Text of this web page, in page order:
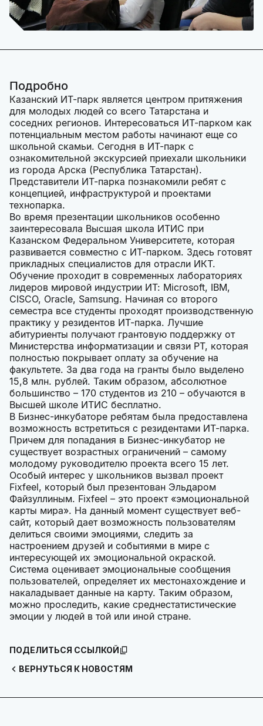
Подробно
Казанский ИТ-парк является центром притяжения
для молодых людей со всего Татарстана и
соседних регионов. Интересоваться ИТ-парком как
потенциальным местом работы начинают еще со
школьной скамьи. Сегодня в ИТ-парк с
ознакомительной экскурсией приехали школьники
из города Арска (Республика Татарстан).
Представители ИТ-парка познакомили ребят с
концепцией, инфраструктурой и проектами
технопарка.
Во время презентации школьников особенно
заинтересовала Высшая школа ИТИС при
Казанском Федеральном Университете, которая
развивается совместно с ИТ-парком. Здесь готовят
прикладных специалистов для отрасли ИКТ.
Обучение проходит в современных лабораториях
лидеров мировой индустрии ИТ: Microsoft, IBM,
CISCO, Oracle, Samsung. Начиная со второго
семестра все студенты проходят производственную
практику у резидентов ИТ-парка. Лучшие
абитуриенты получают грантовую поддержку от
Министерства информатизации и связи РТ, которая
полностью покрывает оплату за обучение на
факультете. За два года на гранты было выделено
15,8 млн. рублей. Таким образом, абсолютное
большинство – 170 студентов из 210 – обучаются в
Высшей школе ИТИС бесплатно.
В Бизнес-инкубаторе ребятам была предоставлена
возможность встретиться с резидентами ИТ-парка.
Причем для попадания в Бизнес-инкубатор не
существует возрастных ограничений – самому
молодому руководителю проекта всего 15 лет.
Особый интерес у школьников вызвал проект
Fixfeel, который был презентован Эльдаром
Файзуллиным. Fixfeel – это проект «эмоциональной
карты мира». На данный момент существует веб-
сайт, который дает возможность пользователям
делиться своими эмоциями, следить за
настроением друзей и событиями в мире с
интересующей их эмоциональной окраской.
Система оценивает эмоциональные сообщения
пользователей, определяет их местонахождение и
накаладывает данные на карту. Таким образом,
можно проследить, какие среднестатистические
эмоции у людей в той или иной стране.
ВЕРНУТЬСЯ К НОВОСТЯМ
ПОДЕЛИТЬСЯ ССЫЛКОЙ